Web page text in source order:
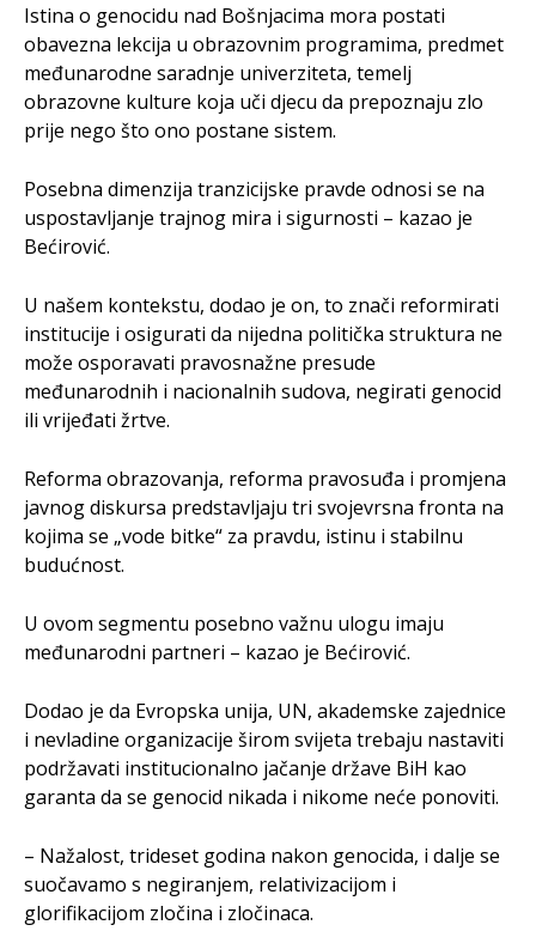
Istina o genocidu nad Bošnjacima mora postati
obavezna lekcija u obrazovnim programima, predmet
međunarodne saradnje univerziteta, temelj
obrazovne kulture koja uči djecu da prepoznaju zlo
prije nego što ono postane sistem.
Posebna dimenzija tranzicijske pravde odnosi se na
uspostavljanje trajnog mira i sigurnosti – kazao je
Bećirović.
U našem kontekstu, dodao je on, to znači reformirati
institucije i osigurati da nijedna politička struktura ne
može osporavati pravosnažne presude
međunarodnih i nacionalnih sudova, negirati genocid
ili vrijeđati žrtve.
Reforma obrazovanja, reforma pravosuđa i promjena
javnog diskursa predstavljaju tri svojevrsna fronta na
kojima se „vode bitke“ za pravdu, istinu i stabilnu
budućnost.
U ovom segmentu posebno važnu ulogu imaju
međunarodni partneri – kazao je Bećirović.
Dodao je da Evropska unija, UN, akademske zajednice
i nevladine organizacije širom svijeta trebaju nastaviti
podržavati institucionalno jačanje države BiH kao
garanta da se genocid nikada i nikome neće ponoviti.
– Nažalost, trideset godina nakon genocida, i dalje se
suočavamo s negiranjem, relativizacijom i
glorifikacijom zločina i zločinaca.